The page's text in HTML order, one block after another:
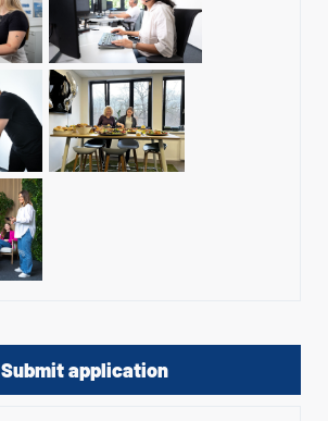
Submit application